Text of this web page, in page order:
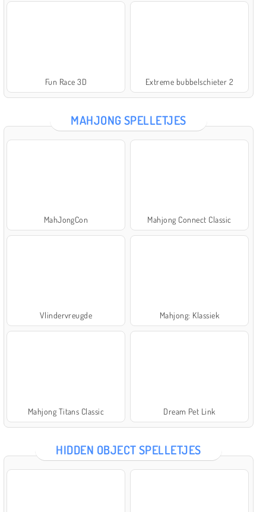
Fun Race 3D Extreme bubbelschieter 2
MAHJONG SPELLETJES
MahJongCon Mahjong Connect Classic
Vlindervreugde Mahjong: Klassiek
Mahjong Titans Classic Dream Pet Link
HIDDEN OBJECT SPELLETJES